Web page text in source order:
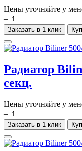
Цены уточняйте у
–
Заказать в 1 клик
Радиатор
секц.
Цены уточняйте у
–
Заказать в 1 клик